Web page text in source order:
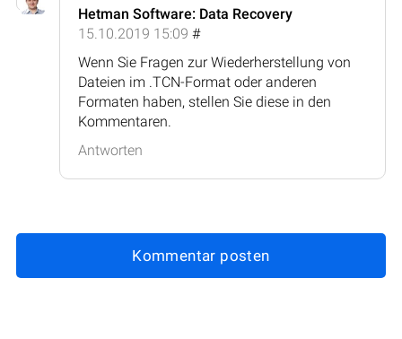
Hetman Software: Data Recovery
15.10.2019 15:09 #
Wenn Sie Fragen zur Wiederherstellung von
Dateien im .TCN-Format oder anderen
Formaten haben, stellen Sie diese in den
Kommentaren.
Antworten
Kommentar posten